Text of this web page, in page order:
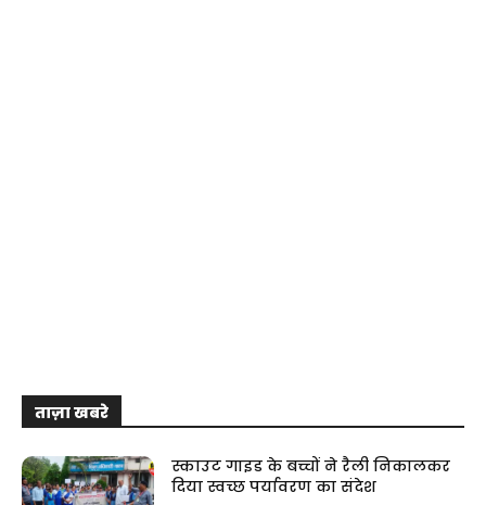
ताज़ा खबरे
स्काउट गाइड के बच्चों ने रैली निकालकर
दिया स्वच्छ पर्यावरण का संदेश